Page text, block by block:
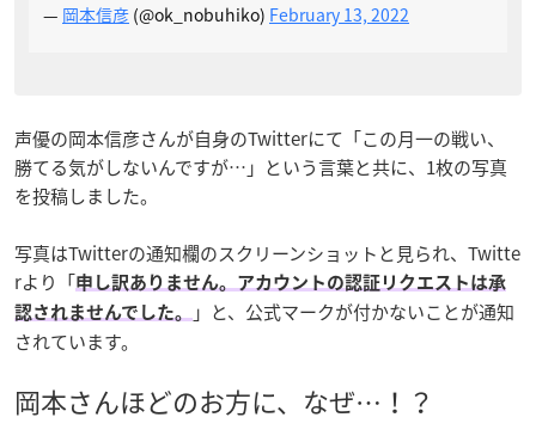
— 岡本信彦 (@ok_nobuhiko) February 13, 2022
声優の岡本信彦さんが自身のTwitterにて「この月一の戦い、
勝てる気がしないんですが…」という言葉と共に、1枚の写真
を投稿しました。
写真はTwitterの通知欄のスクリーンショットと見られ、Twitte
rより「申し訳ありません。アカウントの認証リクエストは承
認されませんでした。
」と、公式マークが付かないことが通知
されています。
岡本さんほどのお方に、なぜ…！？